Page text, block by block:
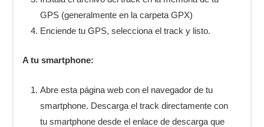
GPS (generalmente en la carpeta GPX)
Enciende tu GPS, selecciona el track y listo.
A tu smartphone:
Abre esta página web con el navegador de tu
smartphone. Descarga el track directamente con
tu smartphone desde el enlace de descarga que